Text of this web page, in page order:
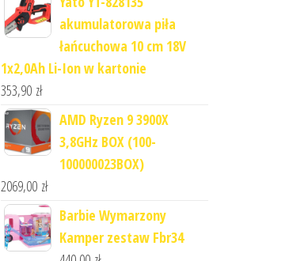
akumulatorowa piła
łańcuchowa 10 cm 18V
1x2,0Ah Li-Ion w kartonie
353,90 zł
AMD Ryzen 9 3900X
3,8GHz BOX (100-
100000023BOX)
2069,00 zł
Barbie Wymarzony
Kamper zestaw Fbr34